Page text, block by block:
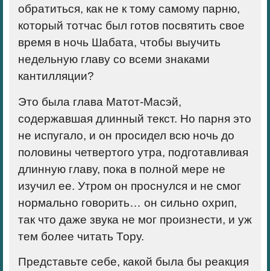
обратиться, как не к тому самому парню,
который тотчас был готов посвятить свое
время в ночь Шабата, чтобы выучить
недельную главу со всеми знаками
кантилляции?
Это была глава Матот-Масэй,
содержавшая длинный текст. Но парня это
не испугало, и он просидел всю ночь до
половины четвертого утра, подготавливая
длинную главу, пока в полной мере не
изучил ее. Утром он проснулся и не смог
нормально говорить… он сильно охрип,
так что даже звука не мог произнести, и уж
тем более читать Тору.
Представьте себе, какой была бы реакция